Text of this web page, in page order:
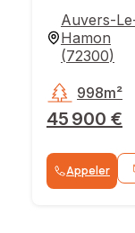
Auvers-
Hamon
(72300)
45 900 €
998m²
Appeler